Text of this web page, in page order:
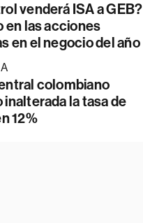
venderá ISA a GEB?
en las acciones
en el negocio del año
colombiano
la tasa de
12%